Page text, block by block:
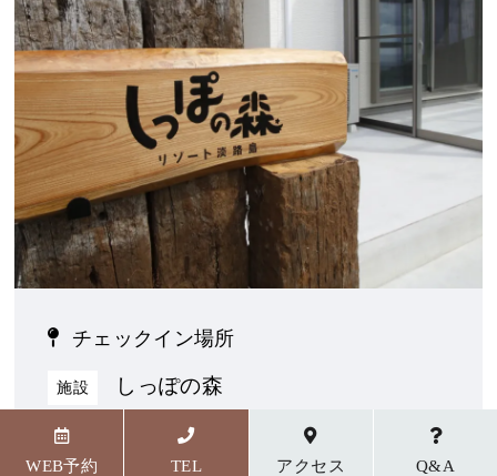
チェックイン場所
施設 しっぽの森
〒656-1727 兵庫県淡路市野島貴船23番地5
WEB予約
TEL アクセス Q&A